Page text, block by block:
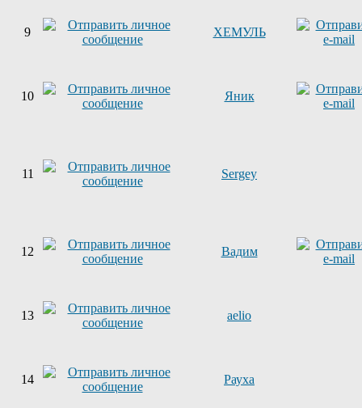
9 ХЕМУЛЬ
10 Яник
11 Sergey
12 Вадим
13 aelio
14 Рауха